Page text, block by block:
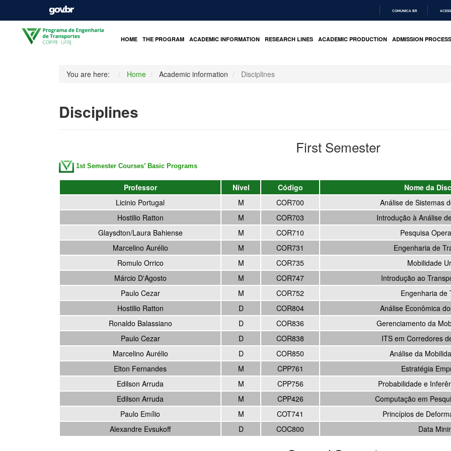
O
COMUNICA BR
HOME THE PROGRAM ACADEMIC INFORMATION RESEARCH LINES ACADEMIC PRODUCTION ADMISSION PROCESS
You are here: Home Academic information Disciplines
Disciplines
First Semester
1st Semester Courses’ Basic Programs
Professor Nível Código Nome da
Licinio Portugal
M COR700 Análise de Sistemas
Hostilio Ratton
M COR703 Introdução à Análise
Glaysdton/Laura Bahiense
M COR710 Pesquisa
Marcelino Aurélio
M COR731 Engenharia de
Romulo Orrico
M COR735 Mobilidade
Márcio D'Agosto
M COR747 Introdução ao
Paulo Cezar
M COR752 Engenharia de
Hostilio Ratton
D COR804 Análise Econômica
Ronaldo Balassiano
D COR836 Gerenciamento da
Paulo Cezar
D COR838 ITS em Corredores
Marcelino Aurélio
D COR850 Análise da
Elton Fernandes
M CPP761 Estratégia
Edilson Arruda
M CPP756 Probabilidade e
Edilson Arruda
M CPP426 Computação em
Paulo Emílio
M COT741 Princípios de
Alexandre Evsukoff
D COC800 Data